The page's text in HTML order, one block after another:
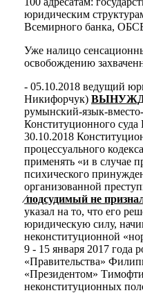
юридическим
Всемирного банка,
Уже налицо
освобождению
- 05.10.2018 ведущий
Никифорчук)
румынский-язык-
Конституционного
30.10.2018
процессуального
применять «и в случае
психического
организованной
⁄подсудимый не
указал на то, что его
юридическую силу,
неконституционной
9 - 15 января 2017 года
«Правительства»
«Президентом»
неконституционных